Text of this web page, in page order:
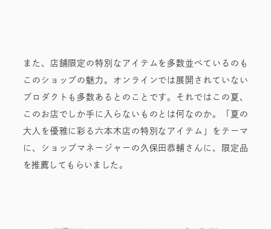
また、店舗限定の特別なアイテムを多数並べているのも
このショップの魅力。オンラインでは展開されていない
プロダクトも多数あるとのことです。それではこの夏、
このお店でしか手に入らないものとは何なのか。「夏の
大人を優雅に彩る六本木店の特別なアイテム」をテーマ
に、ショップマネージャーの久保田恭輔さんに、限定品
を推薦してもらいました。